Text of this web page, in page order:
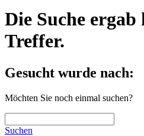
Die Suche ergab
Treffer.
Gesucht wurde nach:
Möchten Sie noch einmal suchen?
Suchen